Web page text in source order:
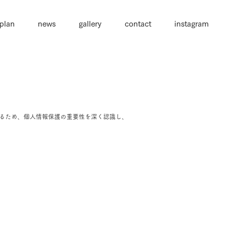
plan news gallery contact instagram
め、個人情報保護の重要性を深く認識し、